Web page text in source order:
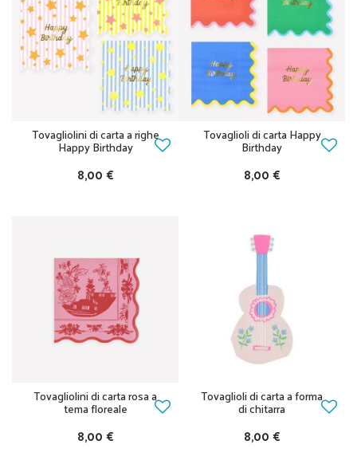
Tovagliolini di carta a righe
Happy Birthday
8,00 €
Tovaglioli di carta Happy
Birthday
8,00 €
Tovagliolini di carta rosa a
tema floreale
8,00 €
Tovaglioli di carta a forma
di chitarra
8,00 €